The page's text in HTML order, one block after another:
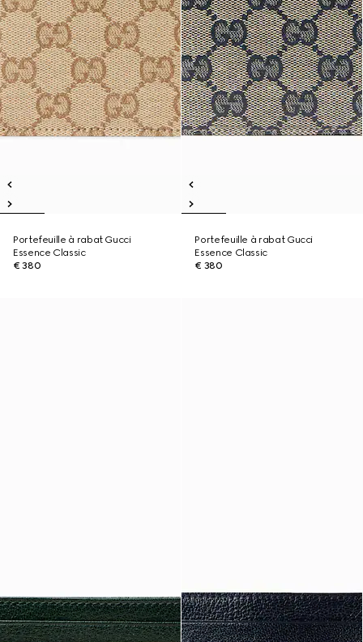
Portefeuille à rabat Gucci
Essence Classic
€ 380
Portefeuille à rabat Gucci
Essence Classic
€ 380